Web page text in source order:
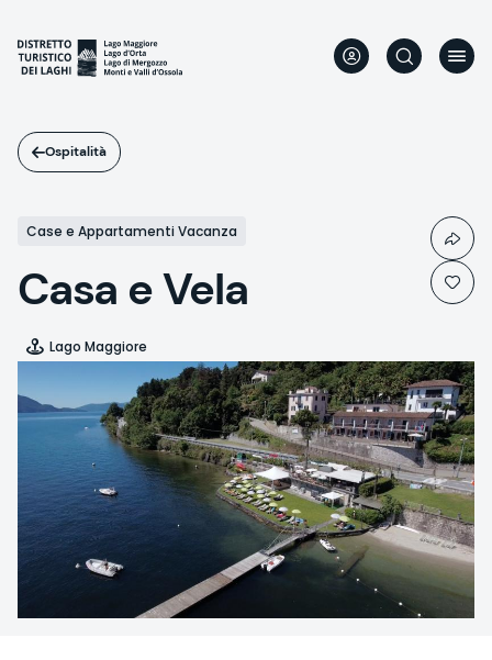
contenuto
principale
Ospitalità
Case e Appartamenti Vacanza
Casa e Vela
Lago Maggiore